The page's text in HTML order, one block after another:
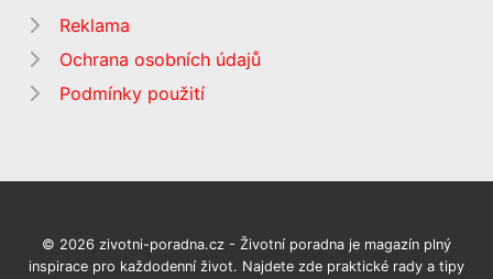
Reklama
Ochrana osobních údajů
Podmínky použití
© 2026 zivotni-poradna.cz - Životní poradna je magazín plný
inspirace pro každodenní život. Najdete zde praktické rady a tipy